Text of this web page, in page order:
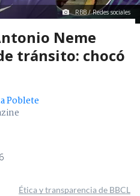
RBB / Redes sociales
Neme
tránsito: chocó
Poblete
Ética y transparencia de BBCL